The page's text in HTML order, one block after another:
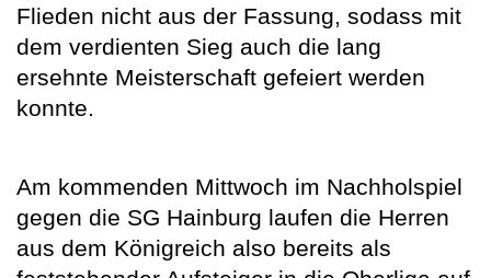
Flieden nicht aus der Fassung, sodass mit
dem verdienten Sieg auch die lang
ersehnte Meisterschaft gefeiert werden
konnte.
Am kommenden Mittwoch im Nachholspiel
gegen die SG Hainburg laufen die Herren
aus dem Königreich also bereits als